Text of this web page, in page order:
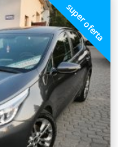
super oferta